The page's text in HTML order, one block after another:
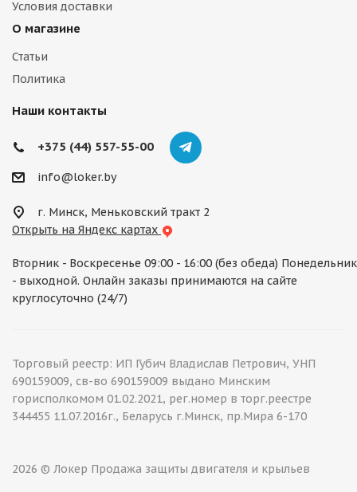
Условия доставки
О магазине
Статьи
Политика
Наши контакты
+375 (44) 557-55-00
info@loker.by
г. Минск, Меньковский тракт 2
Открыть на Яндекс картах
Вторник - Воскресенье 09:00 - 16:00 (без обеда) Понедельник
- выходной. Онлайн заказы принимаются на сайте
круглосуточно (24/7)
Торговый реестр: ИП Губич Владислав Петрович, УНП
690159009, св-во 690159009 выдано Минским
горисполкомом 01.02.2021, рег.номер в торг.реестре
344455 11.07.2016г., Беларусь г.Минск, пр.Мира 6-170
2026 © Локер Продажа защиты двигателя и крыльев